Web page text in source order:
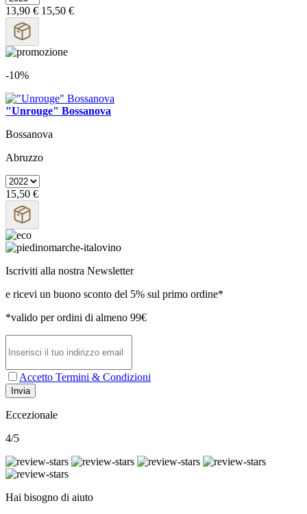
13,90 € 15,50 €
-10%
"Unrouge" Bossanova
Bossanova
Abruzzo
15,50 €
Iscriviti alla nostra Newsletter
e ricevi un buono sconto del 5% sul primo ordine*
*valido per ordini di almeno 99€
Accetto Termini & Condizioni
Invia
Eccezionale
4/5
Hai bisogno di aiuto